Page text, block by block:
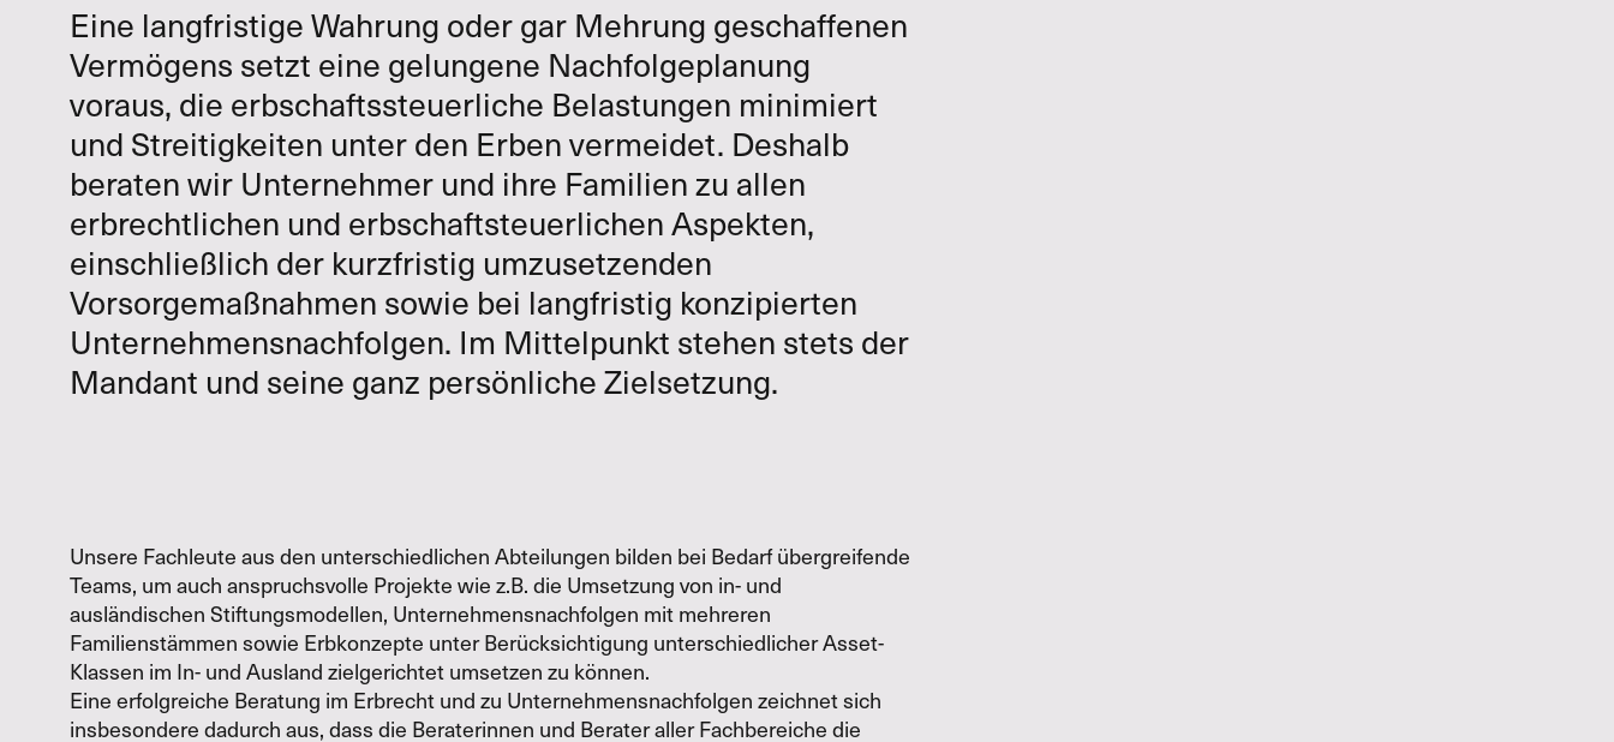
Eine langfristige Wahrung oder gar Mehrung geschaffenen
Vermögens setzt eine gelungene Nachfolgeplanung
voraus, die erbschaftssteuerliche Belastungen minimiert
und Streitigkeiten unter den Erben vermeidet. Deshalb
beraten wir Unternehmer und ihre Familien zu allen
erbrechtlichen und erbschaftsteuerlichen Aspekten,
einschließlich der kurzfristig umzusetzenden
Vorsorgemaßnahmen sowie bei langfristig konzipierten
Unternehmensnachfolgen. Im Mittelpunkt stehen stets der
Mandant und seine ganz persönliche Zielsetzung.
Unsere Fachleute aus den unterschiedlichen Abteilungen bilden bei Bedarf übergreifende
Teams, um auch anspruchsvolle Projekte wie z.B. die Umsetzung von in- und
ausländischen Stiftungsmodellen, Unternehmensnachfolgen mit mehreren
Familienstämmen sowie Erbkonzepte unter Berücksichtigung unterschiedlicher Asset-
Klassen im In- und Ausland zielgerichtet umsetzen zu können.
Eine erfolgreiche Beratung im Erbrecht und zu Unternehmensnachfolgen zeichnet sich
insbesondere dadurch aus, dass die Beraterinnen und Berater aller Fachbereiche die